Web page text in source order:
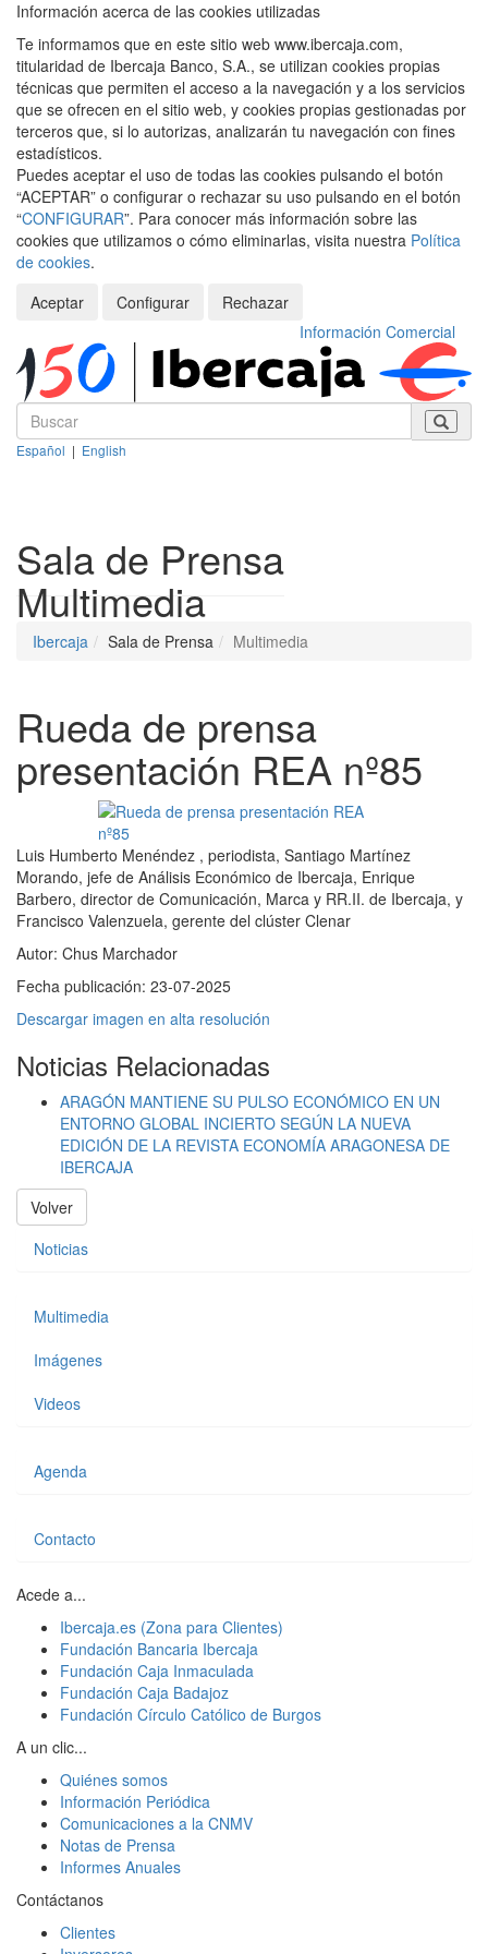
Información acerca de las cookies utilizadas
Te informamos que en este sitio web www.ibercaja.com,
titularidad de Ibercaja Banco, S.A., se utilizan cookies propias
técnicas que permiten el acceso a la navegación y a los servicios
que se ofrecen en el sitio web, y cookies propias gestionadas por
terceros que, si lo autorizas, analizarán tu navegación con fines
estadísticos.
Puedes aceptar el uso de todas las cookies pulsando el botón
“ACEPTAR” o configurar o rechazar su uso pulsando en el botón
“CONFIGURAR”. Para conocer más información sobre las
cookies que utilizamos o cómo eliminarlas, visita nuestra Política
de cookies.
Aceptar
Configurar
Rechazar
Información Comercial
Español | English
Sala de Prensa
Multimedia
Ibercaja Sala de Prensa Multimedia
Rueda de prensa
presentación REA nº85
Luis Humberto Menéndez , periodista, Santiago Martínez
Morando, jefe de Análisis Económico de Ibercaja, Enrique
Barbero, director de Comunicación, Marca y RR.II. de Ibercaja, y
Francisco Valenzuela, gerente del clúster Clenar
Autor: Chus Marchador
Fecha publicación: 23-07-2025
Descargar imagen en alta resolución
Noticias Relacionadas
ARAGÓN MANTIENE SU PULSO ECONÓMICO EN UN
ENTORNO GLOBAL INCIERTO SEGÚN LA NUEVA
EDICIÓN DE LA REVISTA ECONOMÍA ARAGONESA DE
IBERCAJA
Volver
Noticias
Multimedia
Imágenes
Videos
Agenda
Contacto
Acede a...
Ibercaja.es (Zona para Clientes)
Fundación Bancaria Ibercaja
Fundación Caja Inmaculada
Fundación Caja Badajoz
Fundación Círculo Católico de Burgos
A un clic...
Quiénes somos
Información Periódica
Comunicaciones a la CNMV
Notas de Prensa
Informes Anuales
Contáctanos
Clientes